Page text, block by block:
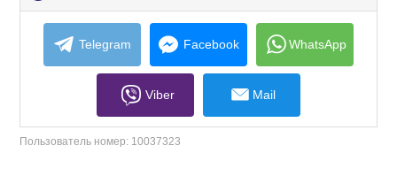
to
collapse
contents
Telegram Facebook WhatsApp
Viber Mail
Пользователь номер: 10037323